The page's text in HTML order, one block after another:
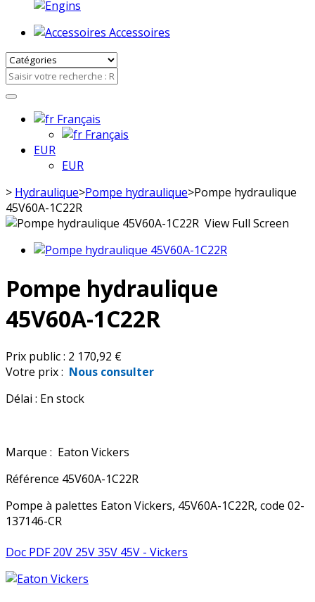
Accessoires
Français
Français
EUR
EUR
> Hydraulique>Pompe hydraulique>Pompe hydraulique
45V60A-1C22R
View Full Screen
Pompe hydraulique
45V60A-1C22R
Prix public : 2 170,92 €
Votre prix : Nous consulter
Délai : En stock
Marque : Eaton Vickers
Référence 45V60A-1C22R
Pompe à palettes Eaton Vickers, 45V60A-1C22R, code 02-
137146-CR
Doc PDF 20V 25V 35V 45V - Vickers